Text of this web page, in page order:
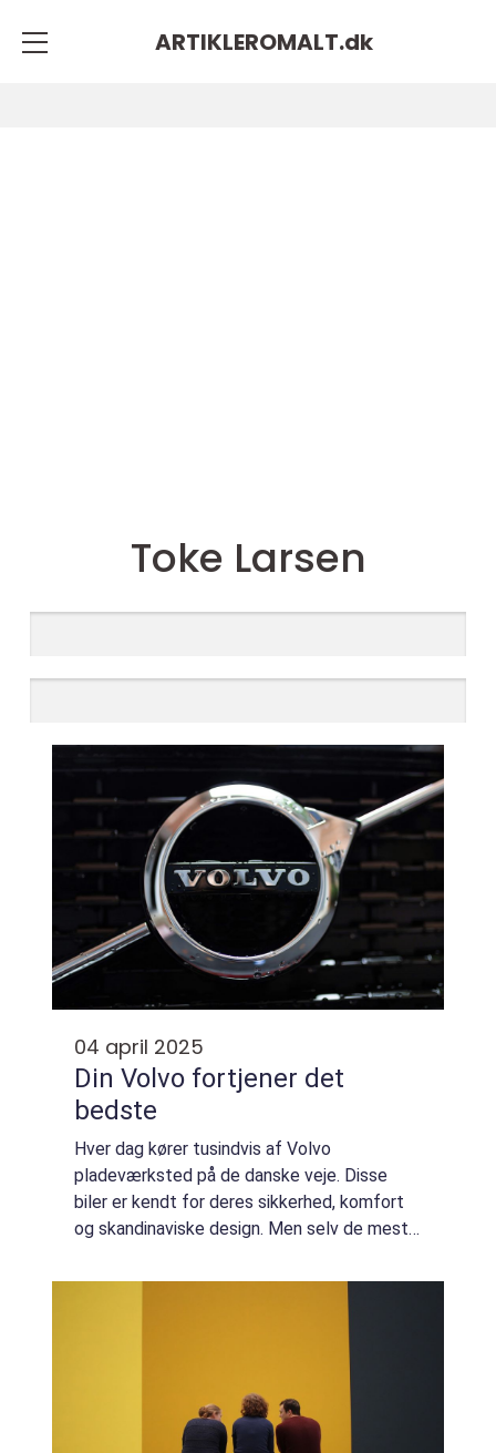
ARTIKLEROMALT.dk
Toke Larsen
04 april 2025
Din Volvo fortjener det
bedste
Hver dag kører tusindvis af Volvo
pladeværksted på de danske veje. Disse
biler er kendt for deres sikkerhed, komfort
og skandinaviske design. Men selv de mest
vedligeholdelse og...